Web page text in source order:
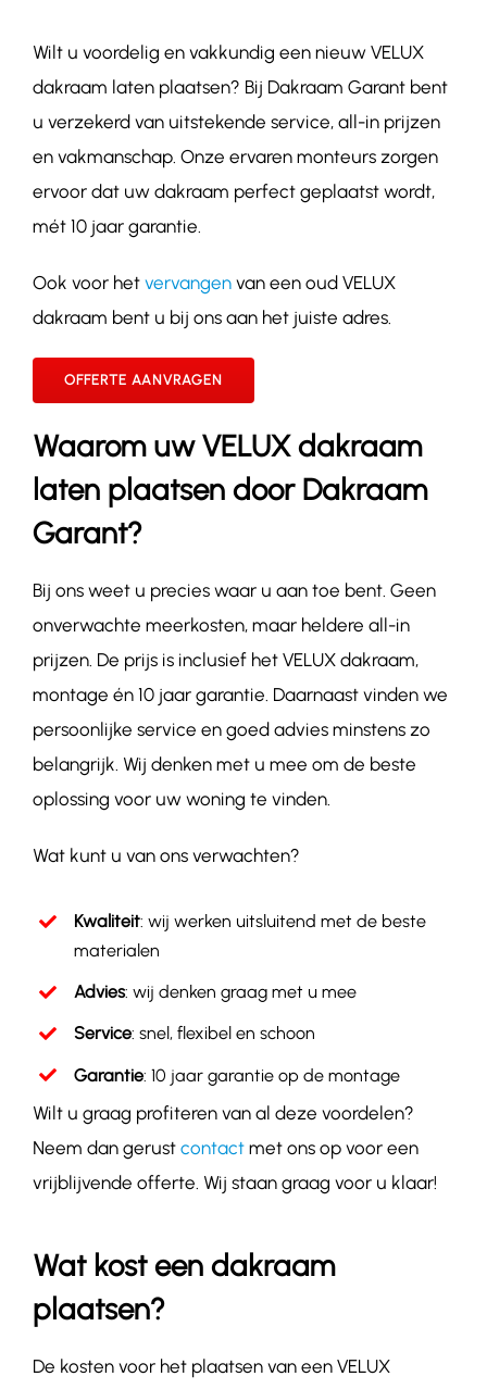
Contact
Wilt u voordelig en vakkundig een nieuw VELUX
dakraam laten plaatsen? Bij Dakraam Garant bent
u verzekerd van uitstekende service, all-in prijzen
en vakmanschap. Onze ervaren monteurs zorgen
ervoor dat uw dakraam perfect geplaatst wordt,
mét 10 jaar garantie.
Ook voor het vervangenvan een oud VELUX
dakraam bent u bij ons aan het juiste adres.
OFFERTE AANVRAGEN
Waarom uw VELUX dakraam
laten plaatsen door Dakraam
Garant?
Bij ons weet u precies waar u aan toe bent. Geen
onverwachte meerkosten, maar heldere all-in
prijzen. De prijs is inclusief het VELUX dakraam,
montage én 10 jaar garantie. Daarnaast vinden we
persoonlijke service en goed advies minstens zo
belangrijk. Wij denken met u mee om de beste
oplossing voor uw woning te vinden.
Wat kunt u van ons verwachten?
Kwaliteit: wij werken uitsluitend met de beste
materialen
Advies: wij denken graag met u mee
Service: snel, flexibel en schoon
Garantie: 10 jaar garantie op de montage
Wilt u graag profiteren van al deze voordelen?
Neem dan gerust contactmet ons op voor een
vrijblijvende offerte. Wij staan graag voor u klaar!
Wat kost een dakraam
plaatsen?
De kosten voor het plaatsen van een VELUX